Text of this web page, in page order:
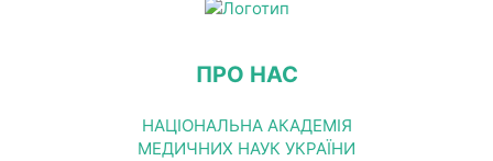
ПРО НАС
НАЦІОНАЛЬНА АКАДЕМІЯ
МЕДИЧНИХ НАУК УКРАЇНИ